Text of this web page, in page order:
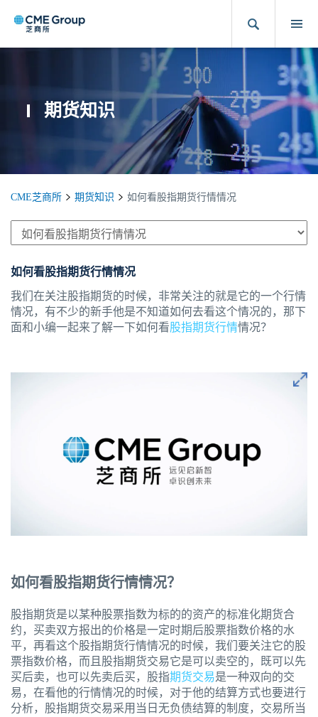
期货知识
CME芝商所 期货知识 如何看股指期货行情情况
如何看股指期货行情情况
我们在关注股指期货的时候，非常关注的就是它的一个行情
情况，有不少的新手他是不知道如何去看这个情况的，那下
面和小编一起来了解一下如何看股指期货行情情况？
如何看股指期货行情情况？
股指期货是以某种股票指数为标的的资产的标准化期货合
约，买卖双方报出的价格是一定时期后股票指数价格的水
平，再看这个股指期货行情情况的时候，我们要关注它的股
票指数价格，而且股指期货交易它是可以卖空的，既可以先
买后卖，也可以先卖后买，股指期货交易是一种双向的交
易，在看他的行情情况的时候，对于他的结算方式也要进行
分析，股指期货交易采用当日无负债结算的制度，交易所当